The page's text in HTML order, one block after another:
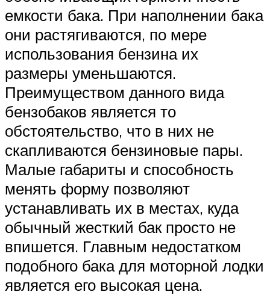
емкости бака. При наполнении бака
они растягиваются, по мере
использования бензина их
размеры уменьшаются.
Преимуществом данного вида
бензобаков является то
обстоятельство, что в них не
скапливаются бензиновые пары.
Малые габариты и способность
менять форму позволяют
устанавливать их в местах, куда
обычный жесткий бак просто не
впишется. Главным недостатком
подобного бака для моторной лодки
является его высокая цена.